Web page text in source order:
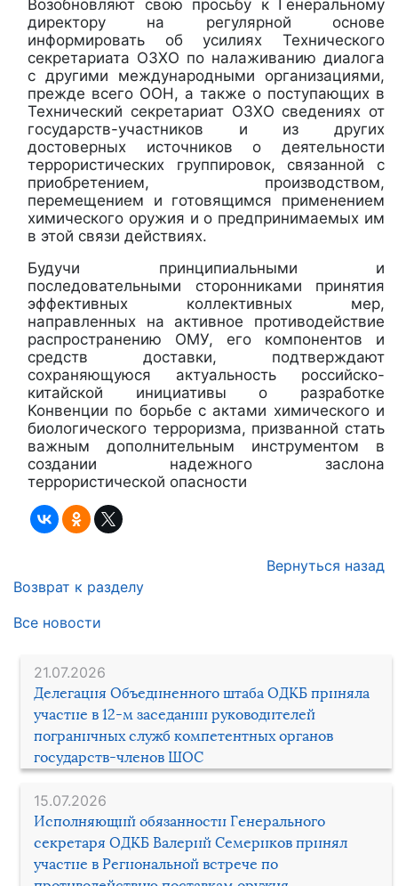
21.07.2026
Делегация Объединенного штаба ОДКБ приняла
участие в 12-м заседании руководителей
пограничных служб компетентных органов
государств-членов ШОС
15.07.2026
Исполняющий обязанности Генерального
секретаря ОДКБ Валерий Семериков принял
участие в Региональной встрече по
Возобновляют свою просьбу к Генеральному
директору на регулярной основе
информировать об усилиях Технического
секретариата ОЗХО по налаживанию диалога
с другими международными организациями,
прежде всего ООН, а также о поступающих в
Технический секретариат ОЗХО сведениях от
государств-участников и из других
достоверных источников о деятельности
террористических группировок, связанной с
приобретением, производством,
перемещением и готовящимся применением
химического оружия и о предпринимаемых им
в этой связи действиях.
Будучи принципиальными и
последовательными сторонниками принятия
эффективных коллективных мер,
направленных на активное противодействие
распространению ОМУ, его компонентов и
средств доставки, подтверждают
сохраняющуюся актуальность российско-
китайской инициативы о разработке
Конвенции по борьбе с актами химического и
биологического терроризма, призванной стать
важным дополнительным инструментом в
создании надежного заслона
террористической опасности
Вернуться назад
Возврат к разделу
Все новости